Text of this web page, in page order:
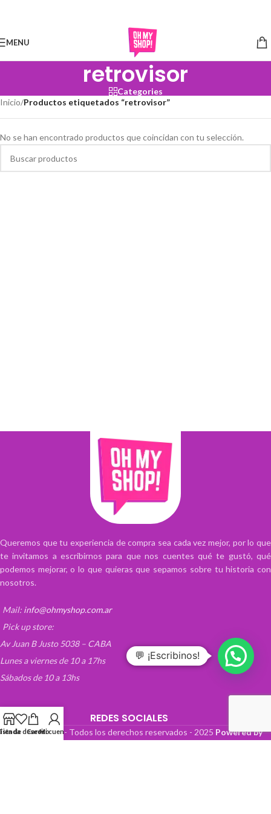
MENU
retrovisor
Categories
Inicio/Productos etiquetados “retrovisor”
No se han encontrado productos que coincidan con tu selección.
Queremos que tu experiencia de compra sea cada vez mejor, por lo que
te invitamos a escribirnos para que nos cuentes qué te gustó, qué
podemos mejorar, o lo que quieras que sepamos sobre tu historia con
nosotros.
Mail: info@ohmyshop.com.ar
Pick up store:
Av Juan B Justo 5038 – CABA
Lunes a viernes de 10 a 17hs
Sábados de 10 a 13hs
REDES SOCIALES
OhMyTienda! - Todos los derechos reservados - 2025 Powered by
de deseos
CarritoMi cuenta
💬 ¡Escribinos!